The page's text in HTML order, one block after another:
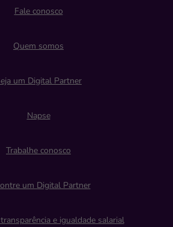
Fale conosco
Quem somos
um Digital Partner
Napse
Trabalhe conosco
um Digital Partner
e igualdade salarial